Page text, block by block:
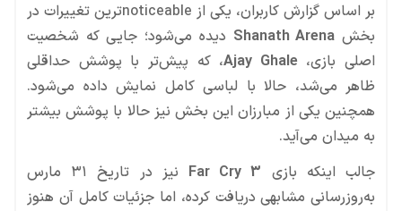
بر اساس گزارش کاربران، یکی از noticeableترین تغییرات در
بخش Shanath Arena دیده می‌شود؛ جایی که شخصیت
اصلی بازی،Ajay Ghale، که پیش‌تر با پوشش حداقلی
ظاهر می‌شد، حالا با لباسی کامل نمایش داده می‌شود.
همچنین یکی از مبارزان این بخش نیز حالا با پوشش بیشتر
به میدان می‌آید.
جالب اینکه بازی Far Cry 3
نیز در تاریخ ۳۱ مارس
به‌روزرسانی مشابهی دریافت کرده، اما جزئیات کامل آن هنوز